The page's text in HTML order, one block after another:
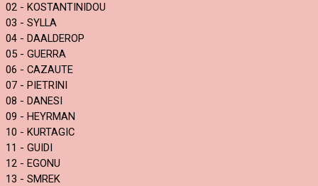
02 - KOSTANTINIDOU
03 - SYLLA
04 - DAALDEROP
05 - GUERRA
06 - CAZAUTE
07 - PIETRINI
08 - DANESI
09 - HEYRMAN
10 - KURTAGIC
11 - GUIDI
12 - EGONU
13 - SMREK